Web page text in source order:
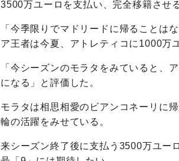
3500万ユーロを支払い、完全移籍させ
「今季限りでマドリードに帰ることは
ア王者は今夏、アトレティコに1000万
「今シーズンのモラタをみていると、
になる」と評価した。
モラタは相思相愛のビアンコネーリに
輪の活躍をみせている。
来シーズン終了後に支払う3500万ユー